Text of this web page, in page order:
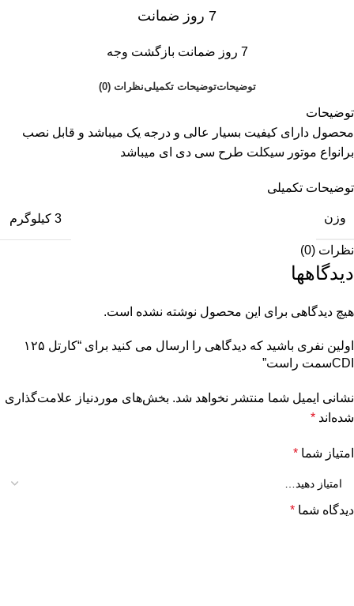
7 روز ضمانت
7 روز ضمانت بازگشت وجه
توضیحاتتوضیحات تکمیلینظرات (0)
توضیحات
محصول دارای کیفیت بسیار عالی و درجه یک میباشد و قابل نصب
برانواع موتور سیکلت طرح سی دی ای میباشد
توضیحات تکمیلی
وزن 3 کیلوگرم
نظرات (0)
دیدگاهها
هیچ دیدگاهی برای این محصول نوشته نشده است.
اولین نفری باشید که دیدگاهی را ارسال می کنید برای “کارتل ۱۲۵
CDIسمت راست”
نشانی ایمیل شما منتشر نخواهد شد. بخش‌های موردنیاز علامت‌گذاری
شده‌اند *
امتیاز شما *
دیدگاه شما *